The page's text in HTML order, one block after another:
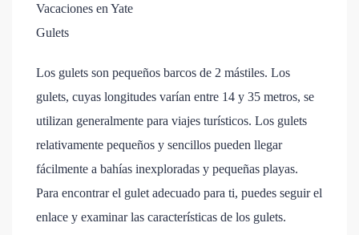
Vacaciones en Yate
Gulets
Los gulets son pequeños barcos de 2 mástiles. Los
gulets, cuyas longitudes varían entre 14 y 35 metros, se
utilizan generalmente para viajes turísticos. Los gulets
relativamente pequeños y sencillos pueden llegar
fácilmente a bahías inexploradas y pequeñas playas.
Para encontrar el gulet adecuado para ti, puedes seguir el
enlace y examinar las características de los gulets.